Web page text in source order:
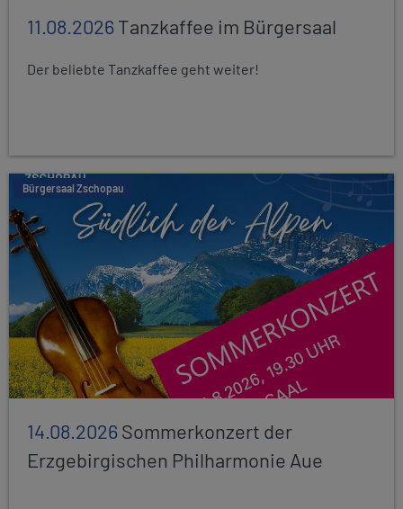
11.08.2026Tanzkaffee im Bürgersaal
Der beliebte Tanzkaffee geht weiter!
Bürgersaal Zschopau
14.08.2026Sommerkonzert der
Erzgebirgischen Philharmonie Aue